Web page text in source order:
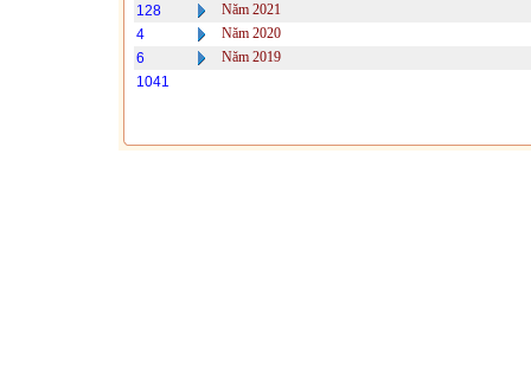
128
Năm 2021
4
Năm 2020
6
Năm 2019
1041